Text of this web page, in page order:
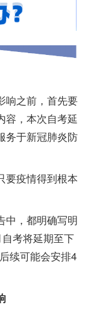
响之前，首先要
容，本次自考延
务于新冠肺炎防
要疫情得到根本
中，都明确写明
考将延期至下
续可能会安排4